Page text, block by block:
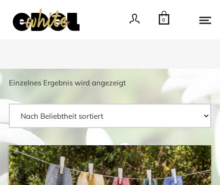
0
Einzelnes Ergebnis wird angezeigt